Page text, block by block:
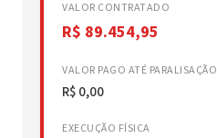
VALOR CONTRATADO
R$ 89.454,95
VALOR PAGO ATÉ PARALISAÇÃO
R$ 0,00
EXECUÇÃO FÍSICA